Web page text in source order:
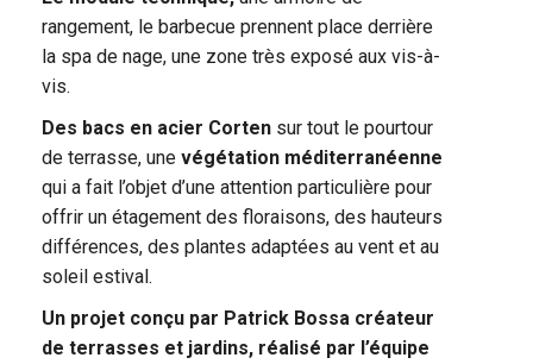
rangement, le barbecue prennent place derrière
la spa de nage, une zone très exposé aux vis-à-
vis.
Des bacs en acier Corten sur tout le pourtour
de terrasse, une végétation méditerranéenne
qui a fait l’objet d’une attention particulière pour
offrir un étagement des floraisons, des hauteurs
différences, des plantes adaptées au vent et au
soleil estival.
Un projet conçu par Patrick Bossa créateur
de terrasses et jardins, réalisé par l’équipe